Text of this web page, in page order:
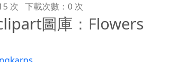
次 下載次數：0 次
圖庫：Flowers